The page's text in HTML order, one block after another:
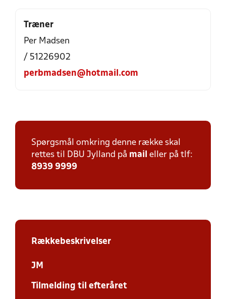
Træner
Per Madsen
/ 51226902
perbmadsen@hotmail.com
Spørgsmål omkring denne række skal
rettes til DBU Jylland på mail eller på tlf:
8939 9999
Rækkebeskrivelser
JM
Tilmelding til efteråret